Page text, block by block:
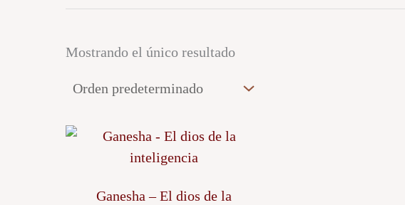
Mostrando el único resultado
Ganesha – El dios de la